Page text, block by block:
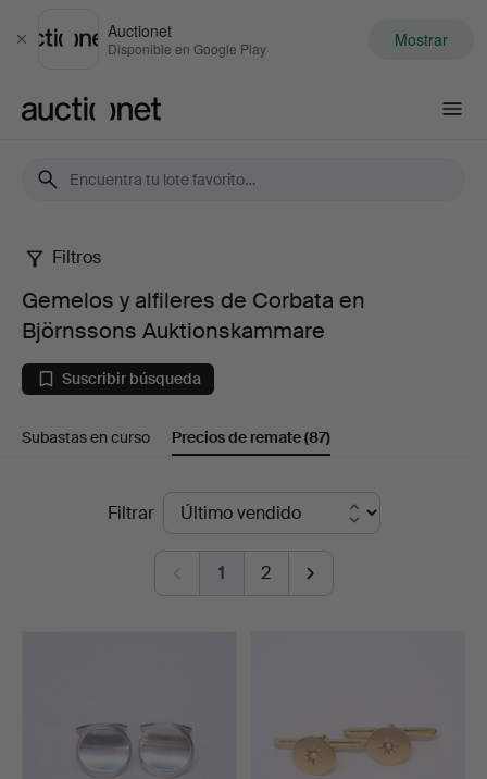
Cerrar
Auctionet
Disponible en Google Play Mostrar
Gemelos
alfileres
de
Björnssons
Filtros
Gemelos y alfileres de Corbata en
Björnssons Auktionskammare
Suscribir búsqueda
Subastas en curso Precios de remate(87)
Filtrar
1 2